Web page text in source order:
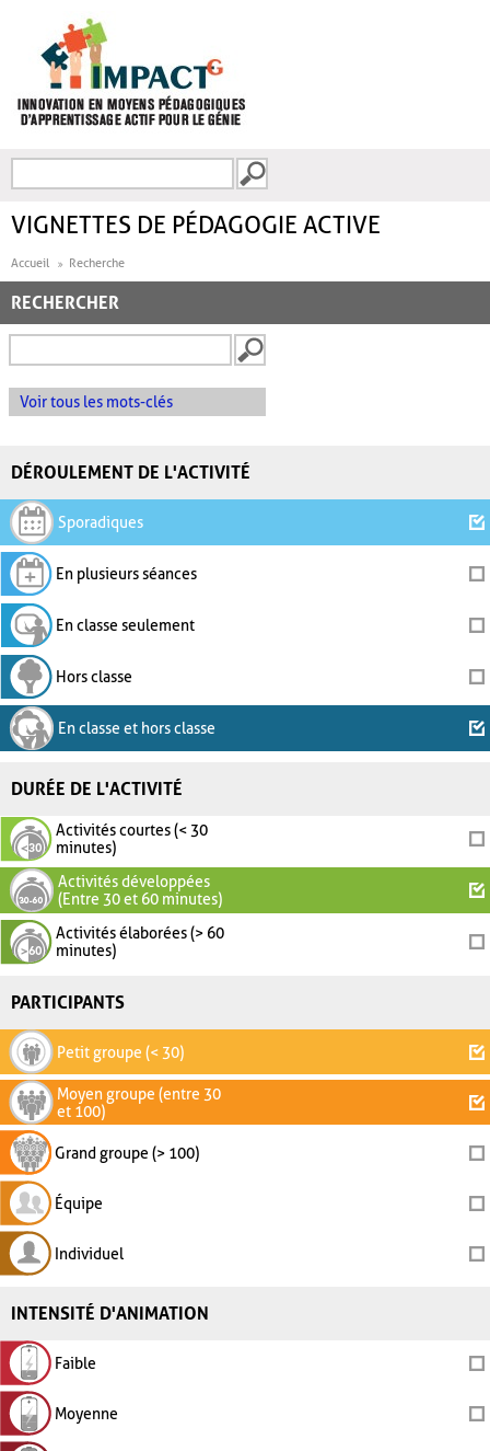
FORMULAIRE DE
VIGNETTES DE PÉDAGOGIE ACTIVE
Accueil Recherche
RECHERCHER
Voir tous les mots-clés
DÉROULEMENT DE L'ACTIVITÉ
Sporadiques
En plusieurs séances
En classe seulement
Hors classe
En classe et hors classe
DURÉE DE L'ACTIVITÉ
Activités courtes (< 30
minutes)
Activités développées
(Entre 30 et 60 minutes)
Activités élaborées (> 60
minutes)
PARTICIPANTS
Petit groupe (< 30)
Moyen groupe (entre 30
et 100)
Grand groupe (> 100)
Équipe
Individuel
INTENSITÉ D'ANIMATION
Faible
Moyenne